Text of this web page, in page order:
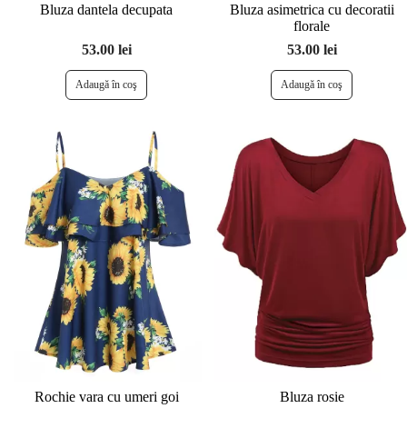
Bluza dantela decupata
53.00 lei
Bluza asimetrica cu decoratii
florale
53.00 lei
Rochie vara cu umeri goi Bluza rosie